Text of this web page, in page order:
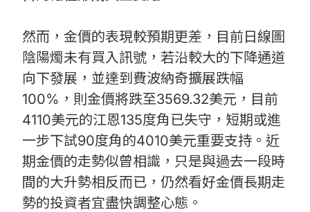
然而，金價的表現較預期更差，目前日線圖
陰陽燭未有買入訊號，若沿較大的下降通道
向下發展，並達到費波納奇擴展跌幅
100%，則金價將跌至3569.32美元，目前
4110美元的江恩135度角已失守，短期或進
一步下試90度角的4010美元重要支持。近
期金價的走勢似曾相識，只是與過去一段時
間的大升勢相反而已，仍然看好金價長期走
勢的投資者宜盡快調整心態。